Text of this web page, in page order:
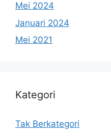
Mei 2024
Januari 2024
Mei 2021
Kategori
Tak Berkategori